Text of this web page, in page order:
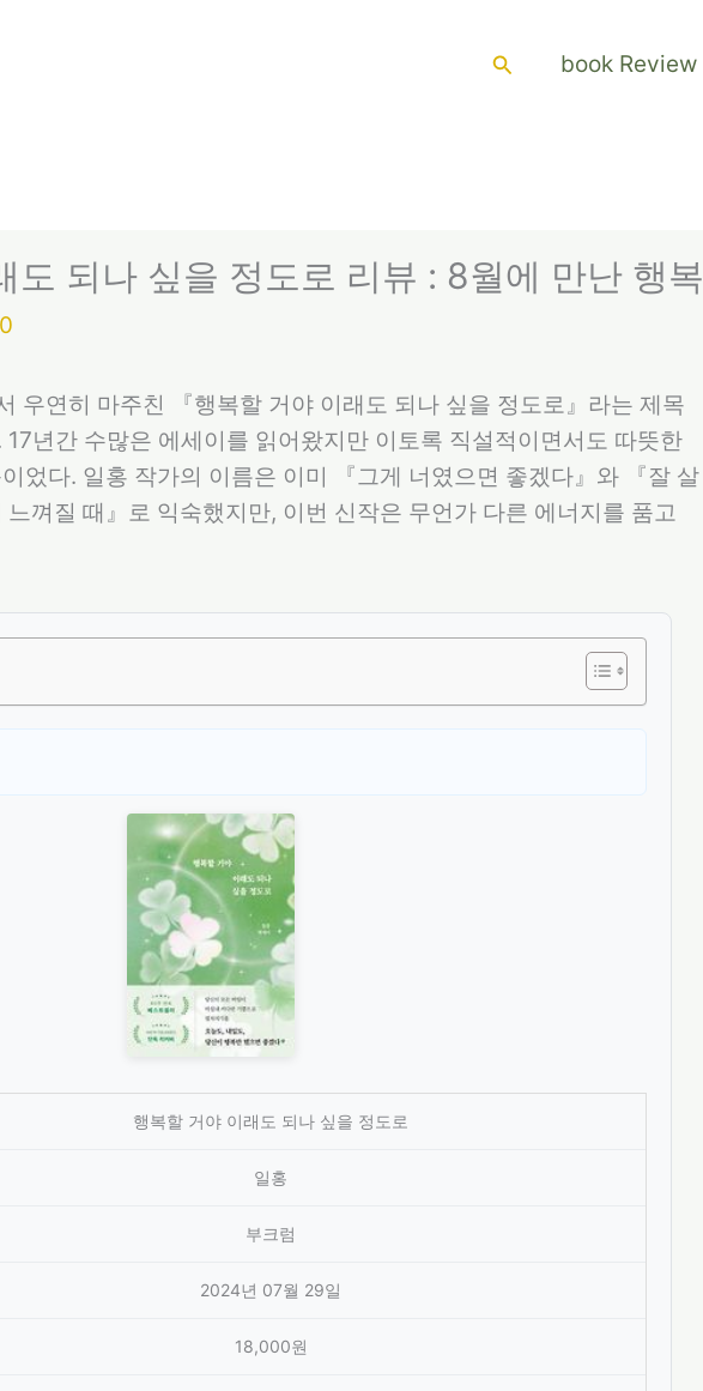
검
book Review
도 되나 싶을 정도로 리뷰 : 8월에 만난 행복
우연히 마주친 『행복할 거야 이래도 되나 싶을 정도로』라는 제목
17년간 수많은 에세이를 읽어왔지만 이토록 직설적이면서도 따뜻한
었다. 일홍 작가의 이름은 이미 『그게 너였으면 좋겠다』와 『잘 살
껴질 때』로 익숙했지만, 이번 신작은 무언가 다른 에너지를 품고
행복할 거야 이래도 되나 싶을 정도로
일홍
부크럼
2024년 07월 29일
18,000원